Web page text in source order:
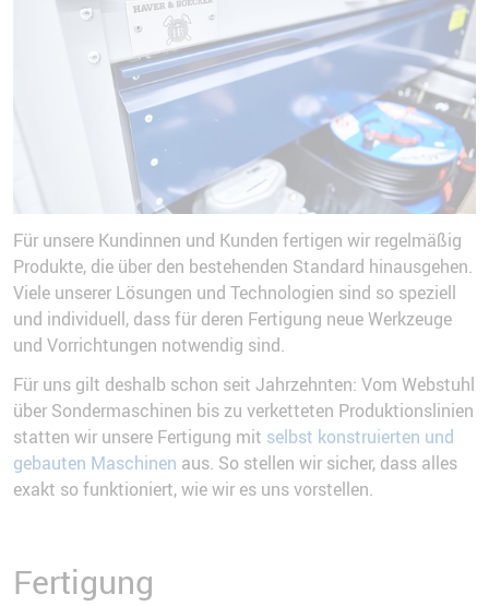
Für unsere Kundinnen und Kunden fertigen wir regelmäßig
Produkte, die über den bestehenden Standard hinausgehen.
Viele unserer Lösungen und Technologien sind so speziell
und individuell, dass für deren Fertigung neue Werkzeuge
und Vorrichtungen notwendig sind.
Für uns gilt deshalb schon seit Jahrzehnten: Vom Webstuhl
über Sondermaschinen bis zu verketteten Produktionslinien
statten wir unsere Fertigung mit selbst konstruierten und
gebauten Maschinen aus. So stellen wir sicher, dass alles
exakt so funktioniert, wie wir es uns vorstellen.
Fertigung